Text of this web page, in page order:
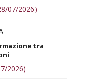
07/2026)
tra
2026)